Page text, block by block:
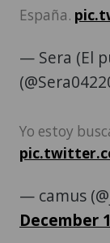
España.
— Sera (El
Yo estoy
— camus
December